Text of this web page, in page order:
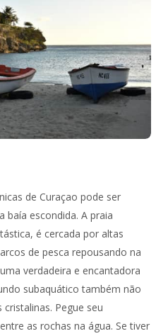
de Curaçao pode ser
baía escondida. A praia
é cercada por altas
de pesca repousando na
verdadeira e encantadora
subaquático também não
Pegue seu
as rochas na água. Se tiver